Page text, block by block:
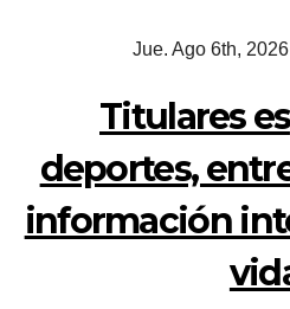
Jue. Ago 6th, 2026
Titulares
deportes,
información